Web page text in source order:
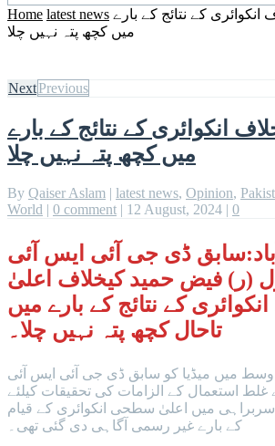
Home latest news کے نتائج کے بارے
میں کچھ پتہ نہیں چلا
NextPrevious
انکوائری کے نتائج کے بارے
میں کچھ پتہ نہیں چلا
By Qaiser Aslam | latest news, Opinion,
World | 0 comment | 12 August, 2024 | 0
ڈی جی آئی ایس آئی
(ر) فیض حمید کیخلاف اعلیٰ
کے نتائج کے بارے میں
تاحال کچھ پتہ نہیں چلا۔
وسط میں میڈیا کو سابق ڈی جی آئی ایس آئی
غلط استعمال کے الزامات کی تحقیقات کیلئے
میں اعلیٰ سطحی انکوائری کے قیام
کے بارے غیر رسمی آگاہی دی گئی تھی۔